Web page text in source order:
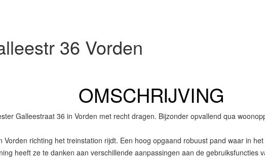
36 Vorden
OMSCHRIJVING
Galleestraat 36 in Vorden met recht dragen. Bijzonder opvallend qua
richting het treinstation rijdt. Een hoog opgaand robuust pand waar in
heeft ze te danken aan verschillende aanpassingen aan de